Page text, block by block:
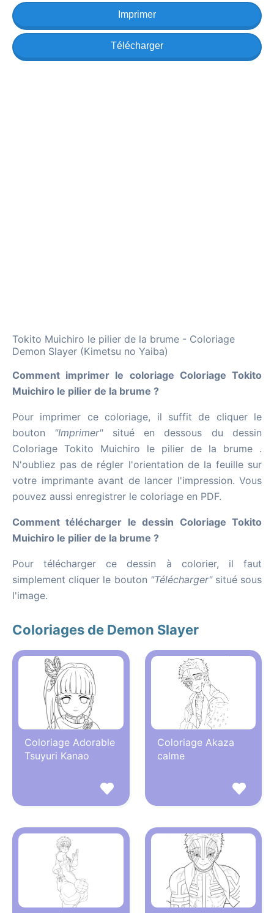
Imprimer
Télécharger
Tokito Muichiro le pilier de la brume - Coloriage
Demon Slayer (Kimetsu no Yaiba)
Comment imprimer le coloriage Coloriage Tokito
Muichiro le pilier de la brume ?
Pour imprimer ce coloriage, il suffit de cliquer le
bouton "Imprimer"situé en dessous du dessin
Coloriage Tokito Muichiro le pilier de la brume .
N'oubliez pas de régler l'orientation de la feuille sur
votre imprimante avant de lancer l'impression. Vous
pouvez aussi enregistrer le coloriage en PDF.
Comment télécharger le dessin Coloriage Tokito
Muichiro le pilier de la brume ?
Pour télécharger ce dessin à colorier, il faut
simplement cliquer le bouton "Télécharger"situé sous
l'image.
Coloriages de Demon Slayer
Coloriage Adorable
Tsuyuri Kanao
Coloriage Akaza
calme